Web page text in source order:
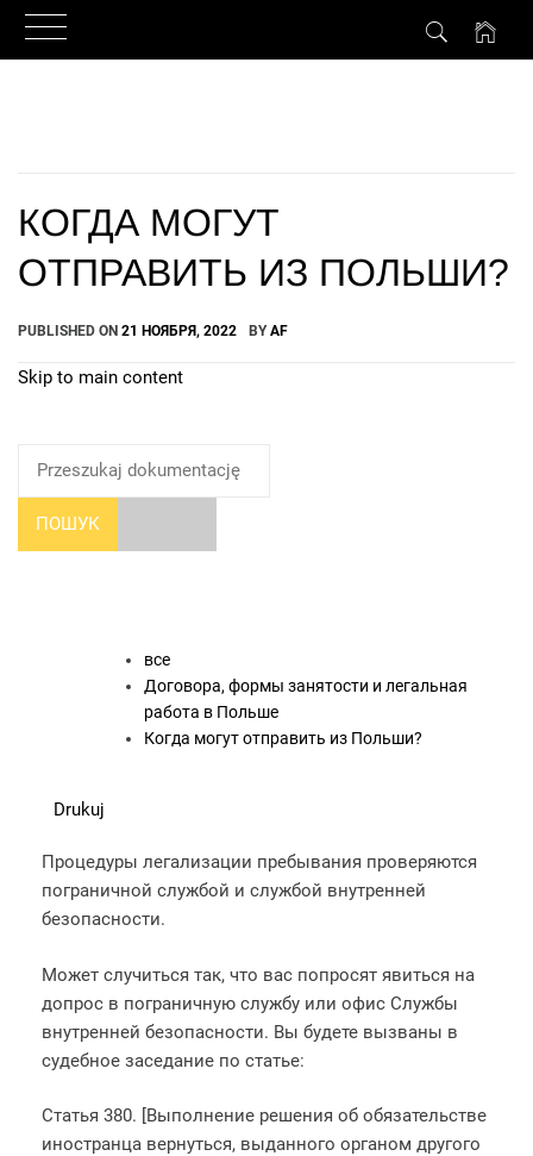
КОГДА МОГУТ
ОТПРАВИТЬ ИЗ ПОЛЬШИ?
PUBLISHED ON 21 НОЯБРЯ, 2022 BYAF
Skip to main content
ПОШУК
все
Договора, формы занятости и легальная
работа в Польше
Когда могут отправить из Польши?
Drukuj
Процедуры легализации пребывания проверяются
пограничной службой и службой внутренней
безопасности.
Может случиться так, что вас попросят явиться на
допрос в пограничную службу или офис Службы
внутренней безопасности. Вы будете вызваны в
судебное заседание по статье:
Статья 380. [Выполнение решения об обязательстве
иностранца вернуться, выданного органом другого